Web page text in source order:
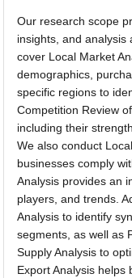
Our research scope
insights, and analysis
cover Local Market
demographics,
specific regions to
Competition Review
including their
We also conduct
businesses comply
Analysis provides an
players, and trends.
Analysis to identify
segments, as well as
Supply Analysis to
Export Analysis helps